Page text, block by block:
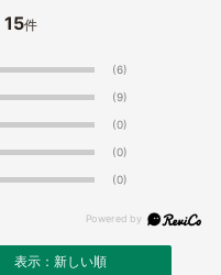
15件
(6)
(9)
(0)
(0)
(0)
表示：新しい順